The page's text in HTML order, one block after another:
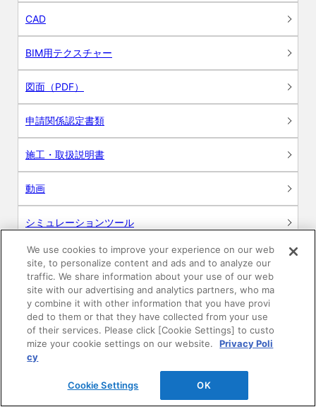
CAD
BIM用テクスチャー
図面（PDF）
申請関係認定書類
施工・取扱説明書
動画
シミュレーションツール
24時間換気システム〈エアスマート〉
簡易設計見積ソフト
R&Dセンター環境測定・分析サービス
商品マスター申し込み
We use cookies to improve your experience on our web
site, to personalize content and ads and to analyze our
traffic. We share information about your use of our web
site with our advertising and analytics partners, who ma
y combine it with other information that you have provi
ded to them or that they have collected from your use
of their services. Please click [Cookie Settings] to custo
mize your cookie settings on our website.
Privacy Poli
cy
Cookie Settings OK